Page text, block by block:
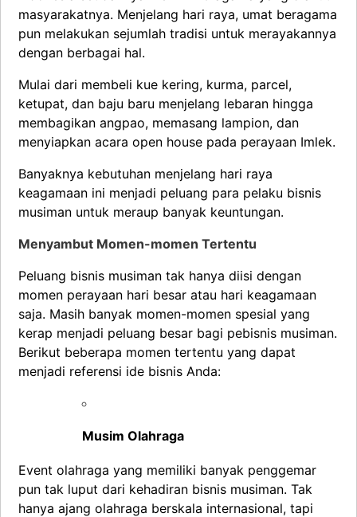
masyarakatnya. Menjelang hari raya, umat beragama
pun melakukan sejumlah tradisi untuk merayakannya
dengan berbagai hal.
Mulai dari membeli kue kering, kurma, parcel,
ketupat, dan baju baru menjelang lebaran hingga
membagikan angpao, memasang lampion, dan
menyiapkan acara open house pada perayaan Imlek.
Banyaknya kebutuhan menjelang hari raya
keagamaan ini menjadi peluang para pelaku bisnis
musiman untuk meraup banyak keuntungan.
Menyambut Momen-momen Tertentu
Peluang bisnis musiman tak hanya diisi dengan
momen perayaan hari besar atau hari keagamaan
saja. Masih banyak momen-momen spesial yang
kerap menjadi peluang besar bagi pebisnis musiman.
Berikut beberapa momen tertentu yang dapat
menjadi referensi ide bisnis Anda:
Musim Olahraga
Event olahraga yang memiliki banyak penggemar
pun tak luput dari kehadiran bisnis musiman. Tak
hanya ajang olahraga berskala internasional, tapi